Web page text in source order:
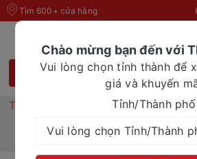
Tìm 600+ cửa hàng
Trang chủ
Đồ dùng cho Mẹ & Bé
Sữa tắm gội Pureen vàng trẻ
Chào mừng bạn đến với
Vui lòng chọn tỉnh thành để
giá và khuyến
Tỉnh/Thành phố